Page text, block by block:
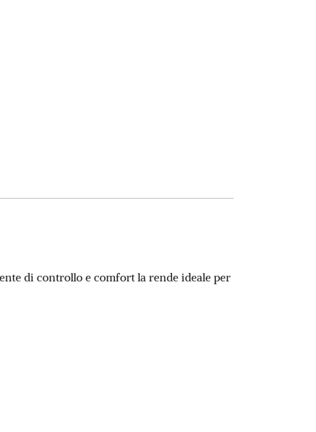
di controllo e comfort la rende ideale per